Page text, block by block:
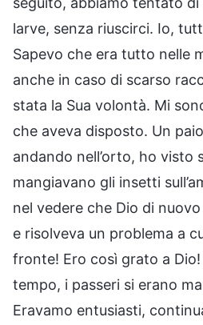
larve, senza riuscirci. Io,
Sapevo che era tutto nelle
anche in caso di scarso
stata la Sua volontà. Mi
che aveva disposto. Un
andando nell’orto, ho visto
mangiavano gli insetti
nel vedere che Dio di
e risolveva un problema a
fronte! Ero così grato a
tempo, i passeri si erano
Eravamo entusiasti,